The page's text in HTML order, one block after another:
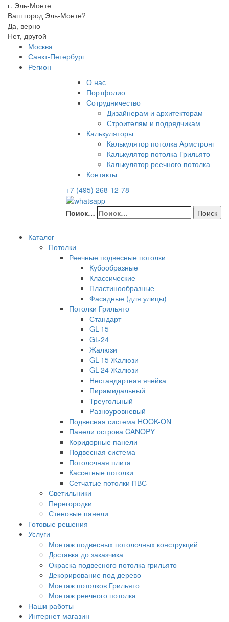
г. Эль-Монте
Ваш город Эль-Монте?
Да, верно
Нет, другой
Москва
Санкт-Петербург
Регион
О нас
Портфолио
Сотрудничество
Дизайнерам и архитекторам
Строителям и подрядчикам
Калькуляторы
Калькулятор потолка Армстронг
Калькулятор потолка Грильято
Калькулятор реечного потолка
Контакты
+7 (495) 268-12-78
Поиск… Поиск
Каталог
Потолки
Реечные подвесные потолки
Кубообразные
Классические
Пластинообразные
Фасадные (для улицы)
Потолки Грильято
Стандарт
GL-15
GL-24
Жалюзи
GL-15 Жалюзи
GL-24 Жалюзи
Нестандартная ячейка
Пирамидальный
Треугольный
Разноуровневый
Подвесная система HOOK-ON
Панели острова CANOPY
Коридорные панели
Подвесная система
Потолочная плита
Кассетные потолки
Сетчатые потолки ПВС
Светильники
Перегородки
Стеновые панели
Готовые решения
Услуги
Монтаж подвесных потолочных конструкций
Доставка до заказчика
Окраска подвесного потолка грильято
Декорирование под дерево
Монтаж потолков Грильято
Монтаж реечного потолка
Наши работы
Интернет-магазин